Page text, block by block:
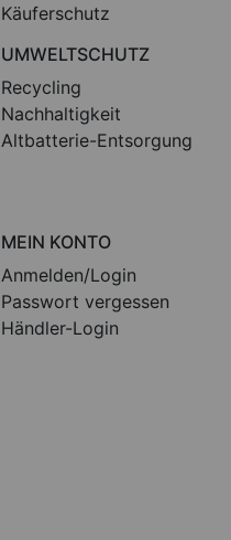
Käuferschutz
UMWELTSCHUTZ
Recycling
Nachhaltigkeit
Altbatterie-Entsorgung
MEIN KONTO
Anmelden/Login
Passwort vergessen
Händler-Login